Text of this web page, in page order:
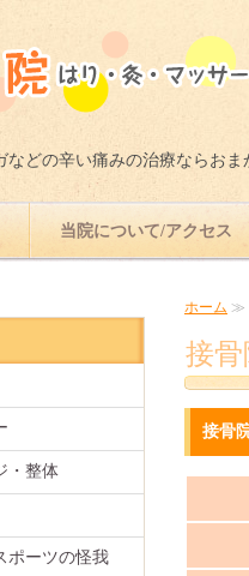
どの辛い痛みの治療ならおま
当院について/アクセス
ホーム ≫
接
接骨
・整体
ポーツの怪我